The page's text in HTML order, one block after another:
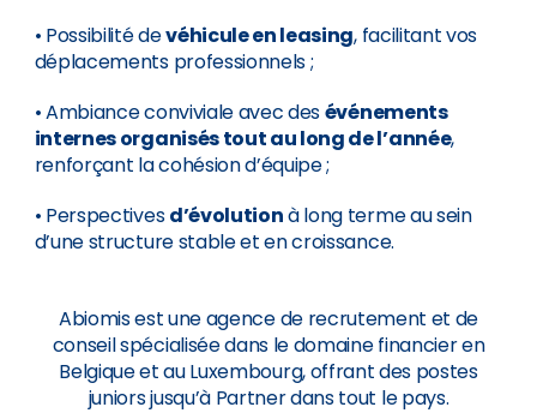
• Possibilité devéhicule en leasing, facilitant vos
déplacements professionnels ;
• Ambiance conviviale avec desévénements
internes organisés tout au long de l’année,
renforçant la cohésion d’équipe ;
• Perspectivesd’évolutionà long terme au sein
d’une structure stable et en croissance.
Abiomis est une agence de recrutement et de
conseil spécialisée dans le domaine financier en
Belgique et au Luxembourg, offrant des postes
juniors jusqu’à Partner dans tout le pays.